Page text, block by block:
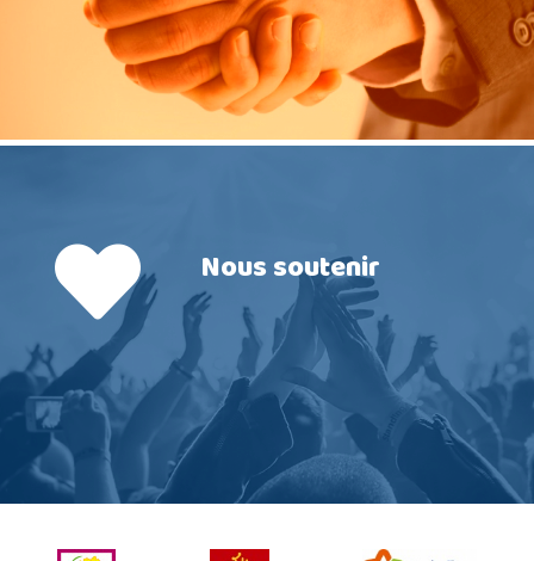
Nous soutenir